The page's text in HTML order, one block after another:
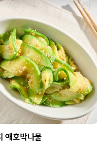
애호박나물